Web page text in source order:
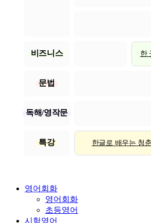
비즈니스 한
문법
독해/영작문
특강 한글로 배우는 청
영어회화
영어회화
초등영어
시험영어